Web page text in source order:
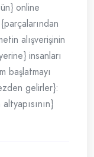
online
alışverişinin
insanları
başlatmayı
gelirler}: